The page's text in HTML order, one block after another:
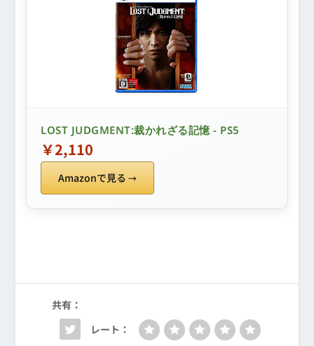
LOST JUDGMENT:裁かれざる記憶 - PS5
￥2,110
Amazonで見る
共有：
レート：